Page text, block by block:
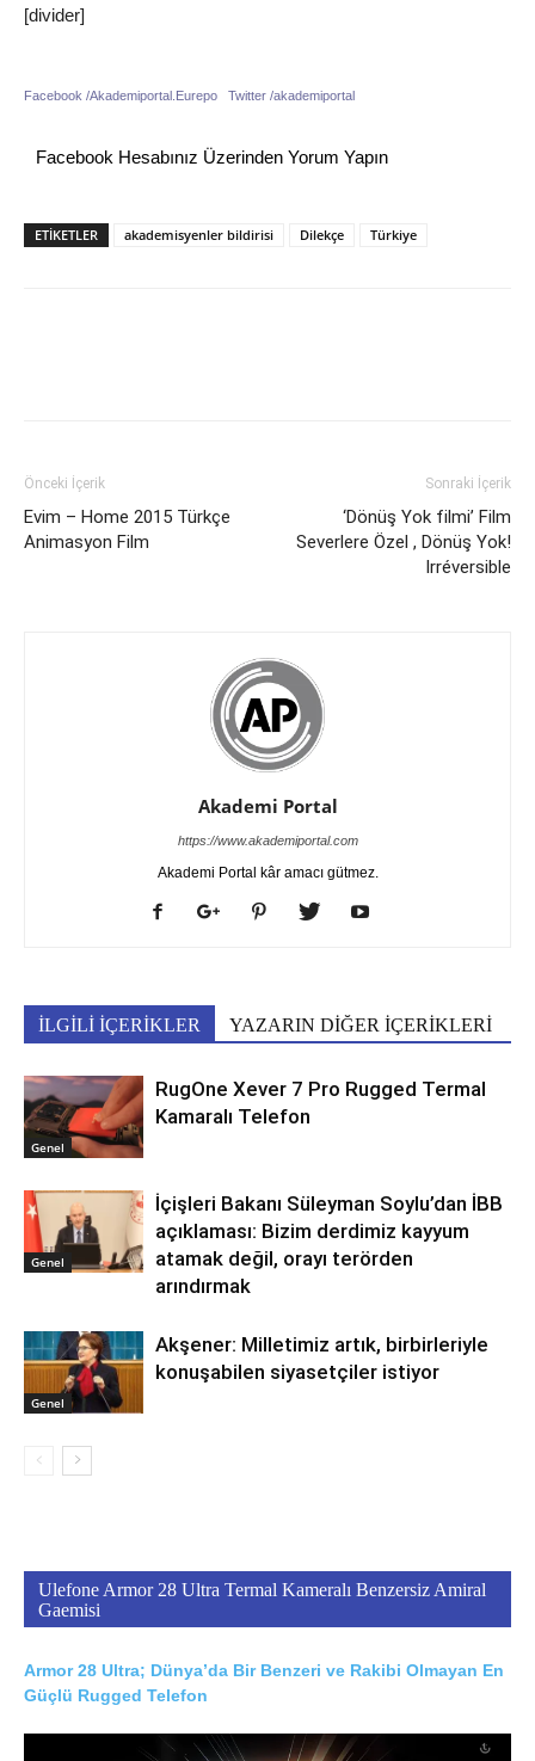
[divider]
Facebook /Akademiportal.Eurepo Twitter /akademiportal
Facebook Hesabınız Üzerinden Yorum Yapın
ETİKETLER akademisyenler bildirisi Dilekçe Türkiye
Önceki İçerik
Evim – Home 2015 Türkçe
Animasyon Film
Sonraki İçerik
‘Dönüş Yok filmi’ Film
Severlere Özel , Dönüş Yok!
Irréversible
Akademi Portal
https://www.akademiportal.com
Akademi Portal kâr amacı gütmez.
İLGİLİ İÇERİKLER YAZARIN DİĞER İÇERİKLERİ
Genel
RugOne Xever 7 Pro Rugged Termal
Kamaralı Telefon
Genel
İçişleri Bakanı Süleyman Soylu’dan İBB
açıklaması: Bizim derdimiz kayyum
atamak değil, orayı terörden
arındırmak
Genel
Akşener: Milletimiz artık, birbirleriyle
konuşabilen siyasetçiler istiyor
Ulefone Armor 28 Ultra Termal Kameralı Benzersiz Amiral
Gaemisi
Armor 28 Ultra; Dünya’da Bir Benzeri ve Rakibi Olmayan En
Güçlü Rugged Telefon